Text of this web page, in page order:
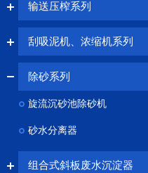
输送压榨系列
刮吸泥机、浓缩机系列
除砂系列
旋流沉砂池除砂机
砂水分离器
组合式斜板废水沉淀器